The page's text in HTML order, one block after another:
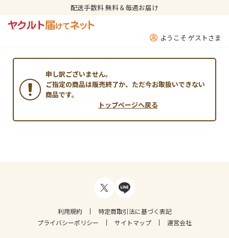
配送手数料 無料＆毎週お届け
ようこそ ゲストさま
申し訳ございません。
ご指定の商品は販売終了か、ただ今お取扱いできない
商品です。
トップページへ戻る
利用規約
特定商取引法に基づく表記
プライバシーポリシー
サイトマップ 運営会社